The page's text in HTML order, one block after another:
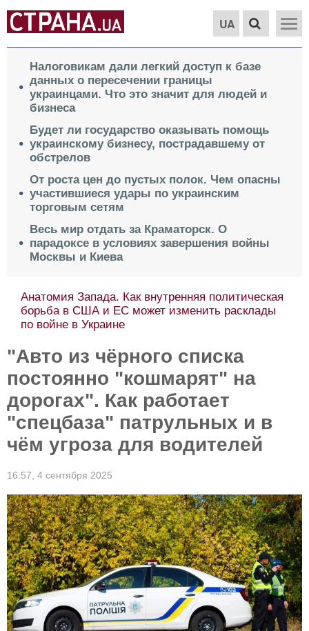
UA
Налоговикам дали легкий доступ к базе
данных о пересечении границы
украинцами. Что это значит для людей и
бизнеса
Будет ли государство оказывать помощь
украинскому бизнесу, пострадавшему от
обстрелов
От роста цен до пустых полок. Чем опасны
участившиеся удары по украинским
торговым сетям
Весь мир отдать за Краматорск. О
парадоксе в условиях завершения войны
Москвы и Киева
Анатомия Запада. Как внутренняя политическая
борьба в США и ЕС может изменить расклады
по войне в Украине
"Авто из чёрного списка
постоянно "кошмарят" на
дорогах". Как работает
"спецбаза" патрульных и в
чём угроза для водителей
16:57, 4 сентября 2025